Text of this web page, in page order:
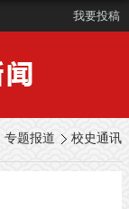
我要投稿
专题报道 校史通讯